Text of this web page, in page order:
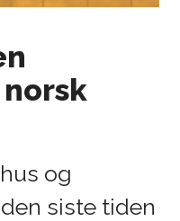
og
siste tiden